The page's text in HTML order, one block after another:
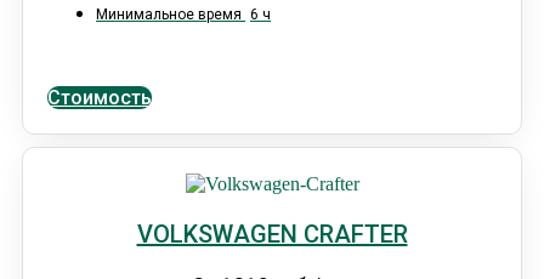
Минимальное время 6 ч
Стоимость
VOLKSWAGEN CRAFTER